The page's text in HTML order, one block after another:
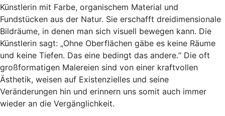
Künstlerin mit Farbe, organischem Material und
Fundstücken aus der Natur. Sie erschafft dreidimensionale
Bildräume, in denen man sich visuell bewegen kann. Die
Künstlerin sagt: „Ohne Oberflächen gäbe es keine Räume
und keine Tiefen. Das eine bedingt das andere.“ Die oft
großformatigen Malereien sind von einer kraftvollen
Ästhetik, weisen auf Existenzielles und seine
Veränderungen hin und erinnern uns somit auch immer
wieder an die Vergänglichkeit.